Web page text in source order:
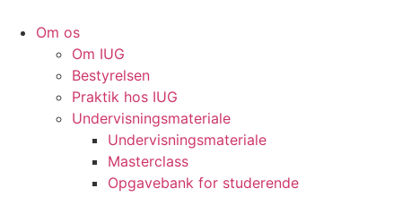
Om os
Om IUG
Bestyrelsen
Praktik hos IUG
Undervisningsmateriale
Undervisningsmateriale
Masterclass
Opgavebank for studerende